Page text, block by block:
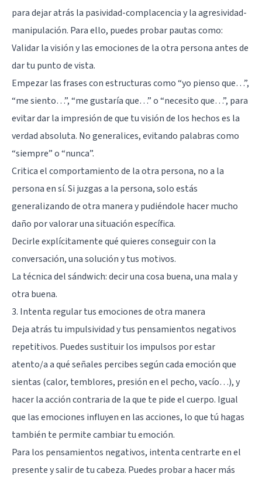
para dejar atrás la pasividad-complacencia y la agresividad-
manipulación. Para ello, puedes probar pautas como:
Validar la visión y las emociones de la otra persona antes de
dar tu punto de vista.
Empezar las frases con estructuras como “yo pienso que…”,
“me siento…”, “me gustaría que…” o “necesito que…”, para
evitar dar la impresión de que tu visión de los hechos es la
verdad absoluta. No generalices, evitando palabras como
“siempre” o “nunca”.
Critica el comportamiento de la otra persona, no a la
persona en sí. Si juzgas a la persona, solo estás
generalizando de otra manera y pudiéndole hacer mucho
daño por valorar una situación específica.
Decirle explícitamente qué quieres conseguir con la
conversación, una solución y tus motivos.
La técnica del sándwich: decir una cosa buena, una mala y
otra buena.
3. Intenta regular tus emociones de otra manera
Deja atrás tu impulsividad y tus pensamientos negativos
repetitivos. Puedes sustituir los impulsos por estar
atento/a a qué señales percibes según cada emoción que
sientas (calor, temblores, presión en el pecho, vacío…), y
hacer la acción contraria de la que te pide el cuerpo. Igual
que las emociones influyen en las acciones, lo que tú hagas
también te permite cambiar tu emoción.
Para los pensamientos negativos, intenta centrarte en el
presente y salir de tu cabeza. Puedes probar a hacer más